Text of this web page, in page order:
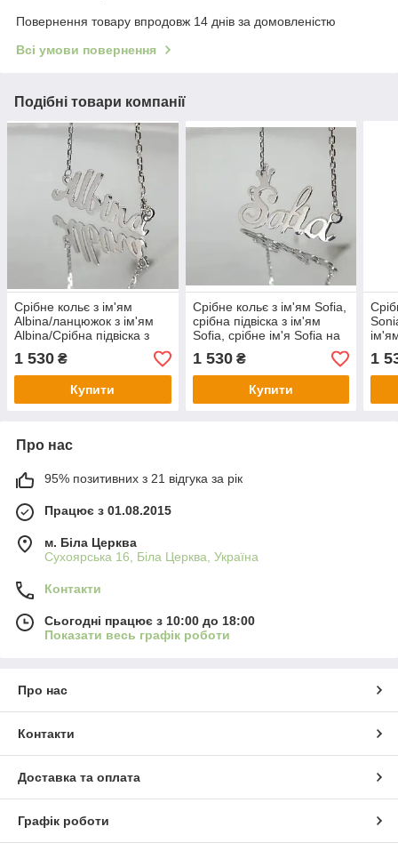
Повернення товару впродовж 14 днів за домовленістю
Всі умови повернення
Подібні товари компанії
Срібне кольє з ім'ям
Albina/ланцюжок з ім'ям
Albina/Срібна підвіска з
ім'ям Albina
1 530 ₴
Купити
Срібне кольє з ім'ям Sofia,
срібна підвіска з ім'ям
Sofia, срібне ім'я Sofia на
ланцюжку
1 530₴
Купити
1
Про нас
95% позитивних з 21 відгука за рік
Працює з 01.08.2015
м. Біла Церква
Сухоярська 16, Біла Церква, Україна
Контакти
Сьогодні працює з 10:00 до 18:00
Показати весь графік роботи
Про нас
Контакти
Доставка та оплата
Графік роботи